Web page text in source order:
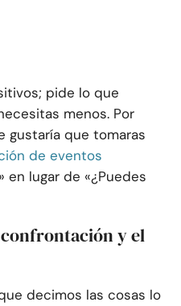
pide lo que
menos. Por
gustaría que tomaras
de eventos
en lugar de «¿Puedes
y el
decimos las cosas lo